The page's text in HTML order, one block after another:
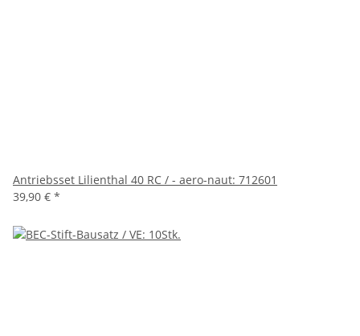
Antriebsset Lilienthal 40 RC / - aero-naut: 712601
39,90 € *